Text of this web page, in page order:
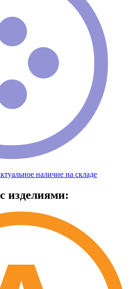
наличие на складе
изделиями: